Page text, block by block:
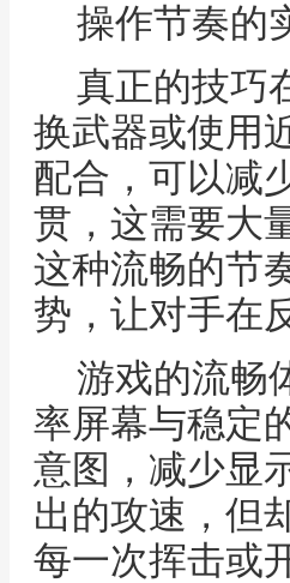
操作节奏的
真正的技巧
换武器或使用
配合，可以减
贯，这需要大
这种流畅的节
势，让对手在
游戏的流畅
率屏幕与稳定
意图，减少显
出的攻速，但
每一次挥击或